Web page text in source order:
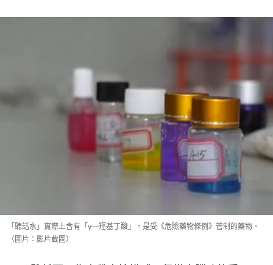
「聽話水」實際上含有「γ—羥基丁酸」，是受《危險藥物條例》管制的藥物。
（圖片：影片截圖）